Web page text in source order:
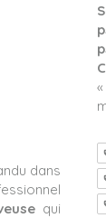
dans
qui